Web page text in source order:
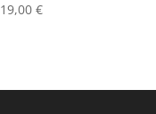
19,00 €